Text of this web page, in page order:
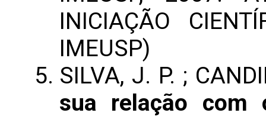
INICIAÇÃO
IMEUSP)
SILVA, J. P. ;
sua relação com